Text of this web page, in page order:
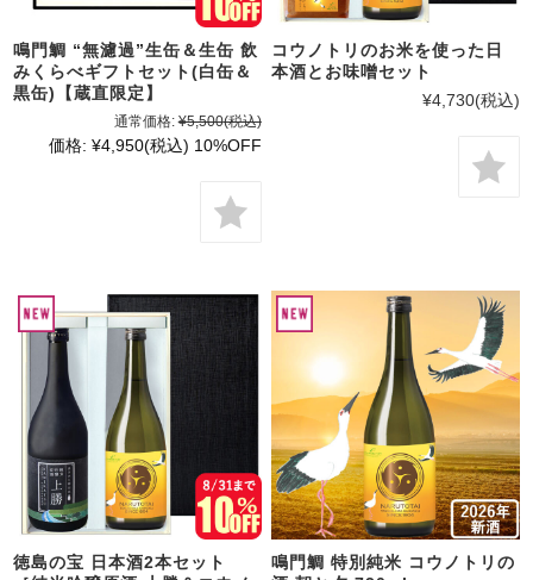
鳴門鯛 “無濾過”生缶＆生缶 飲
みくらべギフトセット(白缶＆
黒缶)【蔵直限定】
通常価格: ¥5,500(税込)
価格: ¥4,950(税込) 10%OFF
コウノトリのお米を使った日
本酒とお味噌セット
¥4,730(税込)
徳島の宝 日本酒2本セット
鳴門鯛 特別純米 コウノトリの